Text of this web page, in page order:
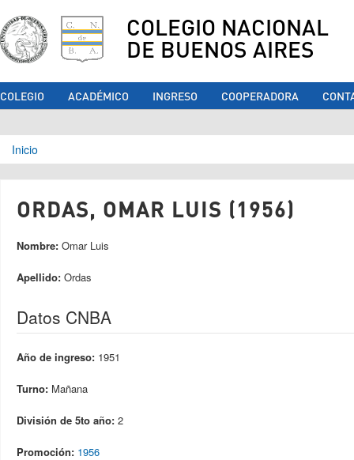
COLEGIO NACIONAL
DE BUENOS AIRES
COLEGIO ACADÉMICO INGRESO COOPERADORA
Se encuentra usted aquí
Inicio
ORDAS, OMAR LUIS (1956)
Nombre: Omar Luis
Apellido: Ordas
Datos CNBA
Año de ingreso: 1951
Turno: Mañana
División de 5to año: 2
Promoción: 1956